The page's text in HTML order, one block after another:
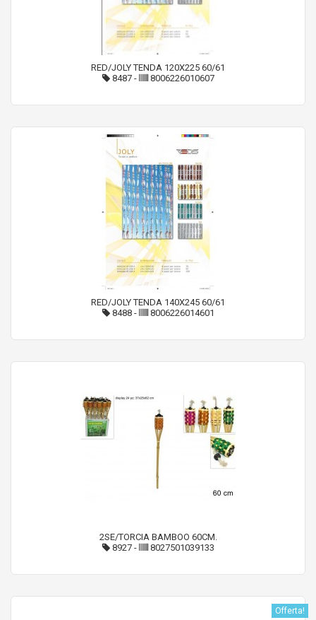
RED/JOLY TENDA 120X225 60/61
8487- 8006226010607
RED/JOLY TENDA 140X245 60/61
8488- 8006226014601
2SE/TORCIA BAMBOO 60CM.
8927- 8027501039133
Offerta!